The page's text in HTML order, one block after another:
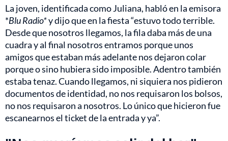
La joven, identificada como Juliana, habló en la emisora
*Blu Radio*y dijo que en la fiesta “estuvo todo terrible.
Desde que nosotros llegamos, la fila daba más de una
cuadra y al final nosotros entramos porque unos
amigos que estaban más adelante nos dejaron colar
porque o sino hubiera sido imposible. Adentro también
estaba tenaz. Cuando llegamos, ni siquiera nos pidieron
documentos de identidad, no nos requisaron los bolsos,
no nos requisaron a nosotros. Lo único que hicieron fue
escanearnos el ticket de la entrada y ya”.